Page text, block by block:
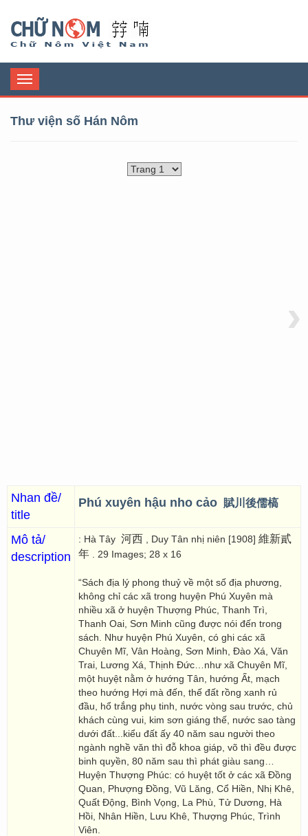
Toggle
navigation
Thư viện số Hán Nôm
›
Nhan đề/
title
Phú xuyên hậu nho cảo 賦川後儒槁
Mô tả/
description
: Hà Tây 河西 , Duy Tân nhị niên [1908] 維新貳
年 . 29 Images; 28 x 16
“Sách địa lý phong thuỷ về một số địa phương,
không chỉ các xã trong huyện Phú Xuyên mà
nhiều xã ở huyện Thượng Phúc, Thanh Trì,
Thanh Oai, Sơn Minh cũng được nói đến trong
sách. Như huyện Phú Xuyên, có ghi các xã
Chuyên Mĩ, Vân Hoàng, Sơn Minh, Đào Xá, Văn
Trai, Lương Xá, Thịnh Đức…như xã Chuyên Mĩ,
một huyệt nằm ở hướng Tân, hướng Ất, mạch
theo hướng Hợi mà đến, thế đất rồng xanh rủ
đầu, hổ trắng phụ tinh, nước vòng sau trước, chủ
khách cùng vui, kim sơn giáng thế, nước sao tàng
dưới đất...kiểu đất ấy 40 năm sau người theo
ngành nghề văn thì đỗ khoa giáp, võ thì đều được
binh quyền, 80 năm sau thì phát giàu sang…
Huyện Thượng Phúc: có huyệt tốt ở các xã Đồng
Quan, Phượng Đồng, Vũ Lăng, Cổ Hiền, Nhị Khê,
Quất Động, Bình Vọng, La Phù, Tử Dương, Hà
Hồi, Nhân Hiền, Lưu Khê, Thượng Phúc, Trình
Viên.